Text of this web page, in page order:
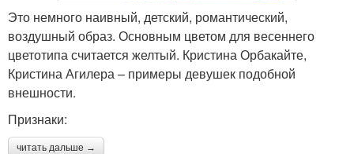
Это немного наивный, детский, романтический,
воздушный образ. Основным цветом для весеннего
цветотипа считается желтый. Кристина Орбакайте,
Кристина Агилера – примеры девушек подобной
внешности.
Признаки:
читать дальше →